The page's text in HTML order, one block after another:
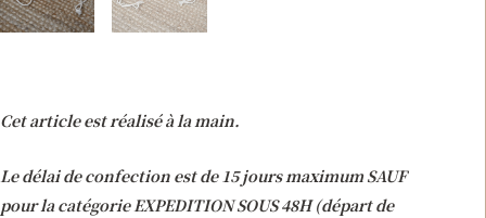
Cet article est réalisé à la main.
Le délai de confection est de 15 jours maximum SAUF
pour la catégorie EXPEDITION SOUS 48H (départ de